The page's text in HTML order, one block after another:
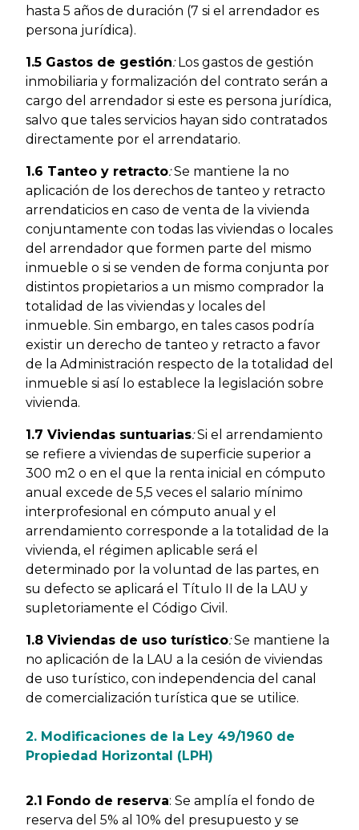
hasta 5 años de duración (7 si el arrendador es
persona jurídica).
1.5 Gastos de gestión:Los gastos de gestión
inmobiliaria y formalización del contrato serán a
cargo del arrendador si este es persona jurídica,
salvo que tales servicios hayan sido contratados
directamente por el arrendatario.
1.6 Tanteo y retracto:Se mantiene la no
aplicación de los derechos de tanteo y retracto
arrendaticios en caso de venta de la vivienda
conjuntamente con todas las viviendas o locales
del arrendador que formen parte del mismo
inmueble o si se venden de forma conjunta por
distintos propietarios a un mismo comprador la
totalidad de las viviendas y locales del
inmueble. Sin embargo, en tales casos podría
existir un derecho de tanteo y retracto a favor
de la Administración respecto de la totalidad del
inmueble si así lo establece la legislación sobre
vivienda.
1.7 Viviendas suntuarias:Si el arrendamiento
se refiere a viviendas de superficie superior a
300 m2 o en el que la renta inicial en cómputo
anual excede de 5,5 veces el salario mínimo
interprofesional en cómputo anual y el
arrendamiento corresponde a la totalidad de la
vivienda, el régimen aplicable será el
determinado por la voluntad de las partes, en
su defecto se aplicará el Título II de la LAU y
supletoriamente el Código Civil.
1.8 Viviendas de uso turístico:Se mantiene la
no aplicación de la LAU a la cesión de viviendas
de uso turístico, con independencia del canal
de comercialización turística que se utilice.
2. Modificaciones de la Ley 49/1960 de
Propiedad Horizontal (LPH)
2.1 Fondo de reserva: Se amplía el fondo de
reserva del 5% al 10% del presupuesto y se